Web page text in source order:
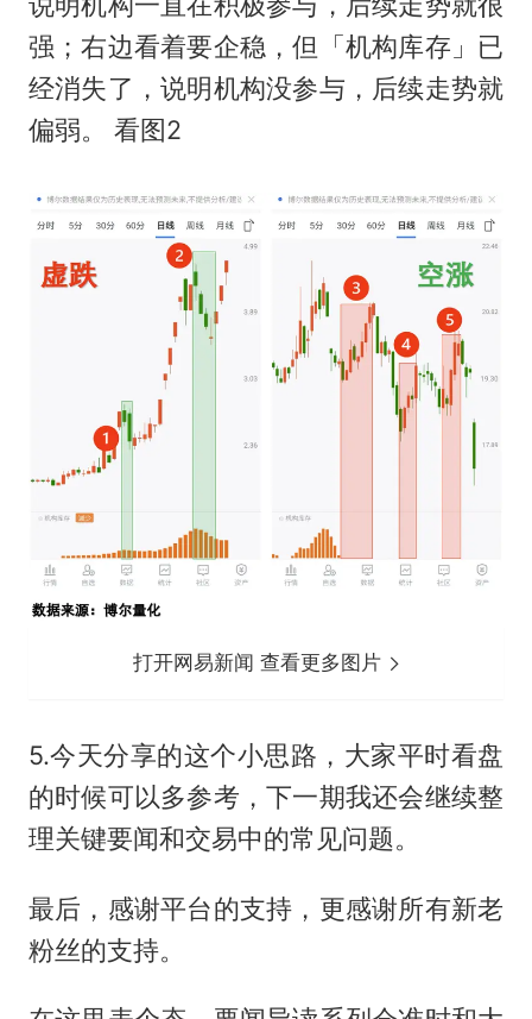
强；右边看着要企稳，但「机构库存」已
经消失了，说明机构没参与，后续走势就
偏弱。 看图2
打开网易新闻 查看更多图片
5.今天分享的这个小思路，大家平时看盘
的时候可以多参考，下一期我还会继续整
理关键要闻和交易中的常见问题。
最后，感谢平台的支持，更感谢所有新老
粉丝的支持。